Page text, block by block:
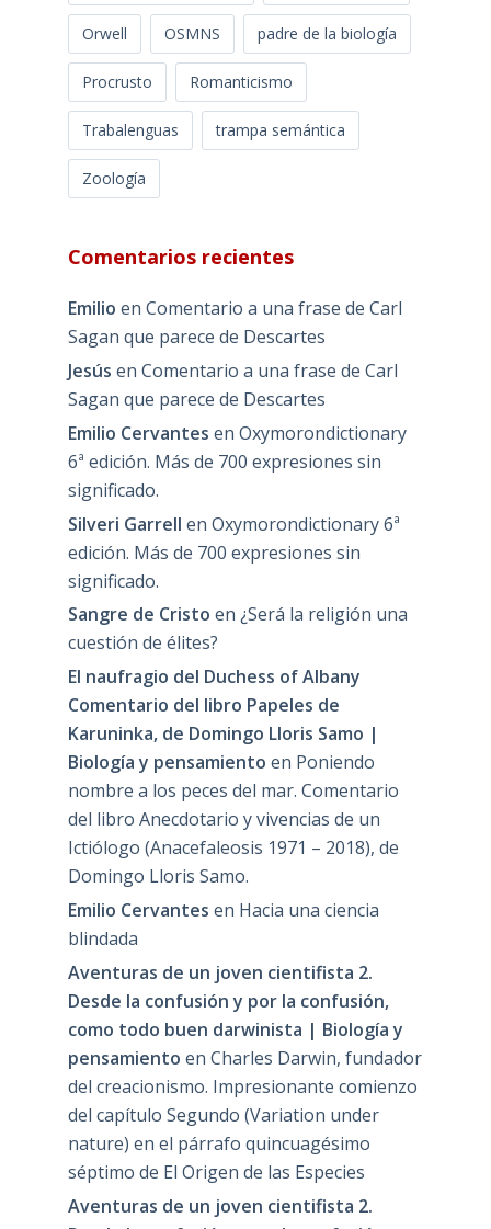
Orwell OSMNS padre de la biología
Procrusto Romanticismo
Trabalenguas trampa semántica
Zoología
Comentarios recientes
Emilio en Comentario a una frase de Carl
Sagan que parece de Descartes
Jesús en Comentario a una frase de Carl
Sagan que parece de Descartes
Emilio Cervantes en Oxymorondictionary
6ª edición. Más de 700 expresiones sin
significado.
Silveri Garrell en Oxymorondictionary 6ª
edición. Más de 700 expresiones sin
significado.
Sangre de Cristo en ¿Será la religión una
cuestión de élites?
El naufragio del Duchess of Albany
Comentario del libro Papeles de
Karuninka, de Domingo Lloris Samo |
Biología y pensamiento en Poniendo
nombre a los peces del mar. Comentario
del libro Anecdotario y vivencias de un
Ictiólogo (Anacefaleosis 1971 – 2018), de
Domingo Lloris Samo.
Emilio Cervantes en Hacia una ciencia
blindada
Aventuras de un joven cientifista 2.
Desde la confusión y por la confusión,
como todo buen darwinista | Biología y
pensamiento en Charles Darwin, fundador
del creacionismo. Impresionante comienzo
del capítulo Segundo (Variation under
nature) en el párrafo quincuagésimo
séptimo de El Origen de las Especies
Aventuras de un joven cientifista 2.